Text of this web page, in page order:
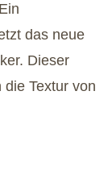
das neue
Dieser
Textur von